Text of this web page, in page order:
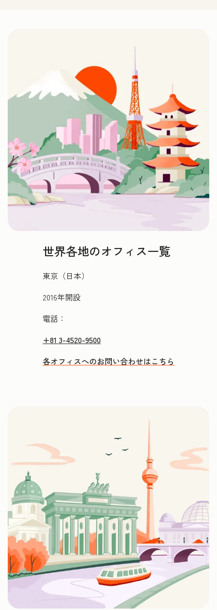
世界各地のオフィス一覧
東京（日本）
2016年開設
電話：
+81 3-4520-9500
各オフィスへのお問い合わせはこちら